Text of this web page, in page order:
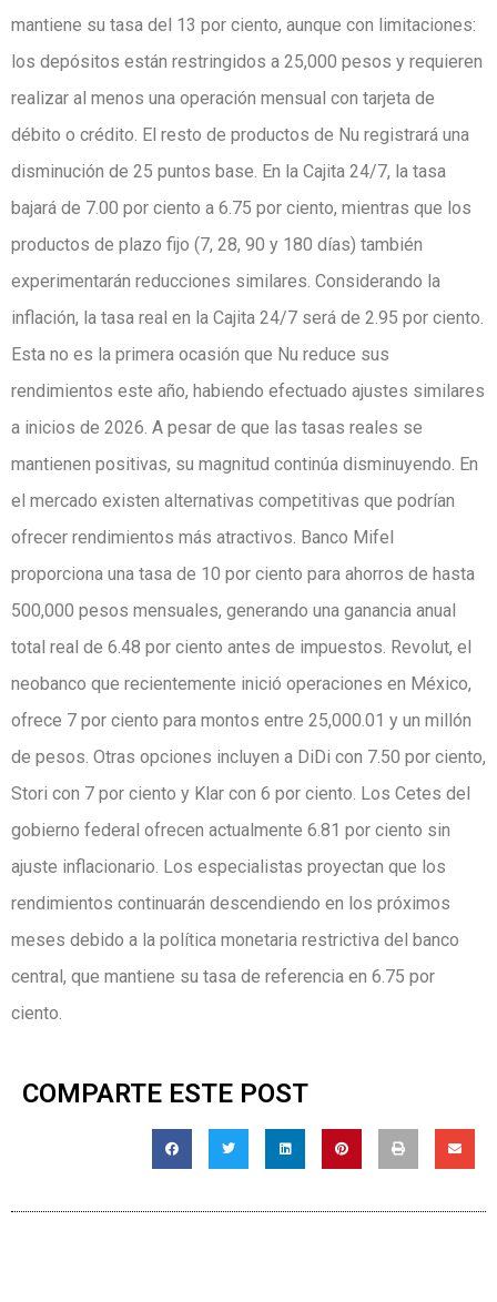
mantiene su tasa del 13 por ciento, aunque con limitaciones:
los depósitos están restringidos a 25,000 pesos y requieren
realizar al menos una operación mensual con tarjeta de
débito o crédito. El resto de productos de Nu registrará una
disminución de 25 puntos base. En la Cajita 24/7, la tasa
bajará de 7.00 por ciento a 6.75 por ciento, mientras que los
productos de plazo fijo (7, 28, 90 y 180 días) también
experimentarán reducciones similares. Considerando la
inflación, la tasa real en la Cajita 24/7 será de 2.95 por ciento.
Esta no es la primera ocasión que Nu reduce sus
rendimientos este año, habiendo efectuado ajustes similares
a inicios de 2026. A pesar de que las tasas reales se
mantienen positivas, su magnitud continúa disminuyendo. En
el mercado existen alternativas competitivas que podrían
ofrecer rendimientos más atractivos. Banco Mifel
proporciona una tasa de 10 por ciento para ahorros de hasta
500,000 pesos mensuales, generando una ganancia anual
total real de 6.48 por ciento antes de impuestos. Revolut, el
neobanco que recientemente inició operaciones en México,
ofrece 7 por ciento para montos entre 25,000.01 y un millón
de pesos. Otras opciones incluyen a DiDi con 7.50 por ciento,
Stori con 7 por ciento y Klar con 6 por ciento. Los Cetes del
gobierno federal ofrecen actualmente 6.81 por ciento sin
ajuste inflacionario. Los especialistas proyectan que los
rendimientos continuarán descendiendo en los próximos
meses debido a la política monetaria restrictiva del banco
central, que mantiene su tasa de referencia en 6.75 por
ciento.
COMPARTE ESTE POST